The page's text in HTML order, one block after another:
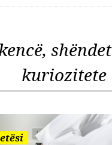
kuriozitete